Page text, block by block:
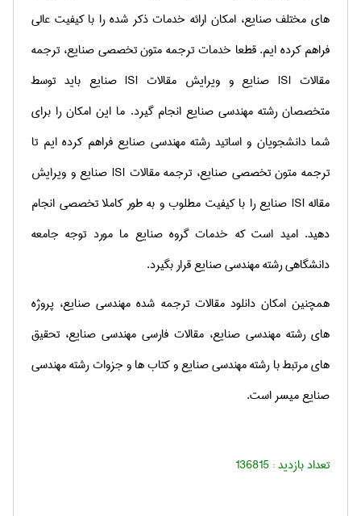
های مختلف صنایع، امكان ارائه خدمات ذكر شده را با كیفیت عالی
فراهم كرده ایم. قطعا خدمات ترجمه متون تخصصی صنایع، ترجمه
مقالات ISIصنایع و ویرایش مقالات ISIصنایع باید توسط
متخصصان رشته مهندسی صنایع انجام گیرد. ما این امكان را برای
شما دانشجویان و اساتید رشته مهندسی صنایع فراهم كرده ایم تا
ترجمه متون تخصصی صنایع، ترجمه مقالات ISI صنایع و ویرایش
مقالهISI صنایع را با كیفیت مطلوب و به طور كاملا تخصصی انجام
دهید. امید است كه خدمات گروه صنایع ما مورد توجه جامعه
دانشگاهی رشته مهندسی صنایع قرار بگیرد.
همچنین امکان دانلود مقالات ترجمه شده مهندسی صنایع، پروژه
های رشته مهندسی صنایع، مقالات فارسی مهندسی صنایع، تحقیق
های مرتبط با رشته مهندسی صنایع و کتاب ها و جزوات رشته مهندسی
صنایع میسر است.
تعداد بازدید :136815